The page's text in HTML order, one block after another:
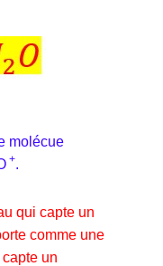
molécue
+.
qui capte un
comme une
un